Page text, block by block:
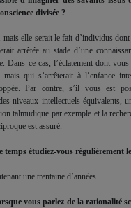
divisée ?
elle serait le fait d’individus dont
arrêtée au stade d’une
Dans ce cas, l’éclatement dont
mais qui s’arrêterait à l’enfance
Par contre, s’il vous est
niveaux intellectuels équivalents,
talmudique par exemple et la
est assuré.
temps étudiez-vous régulièrement
une trentaine d’années.
vous parlez de la rationalité